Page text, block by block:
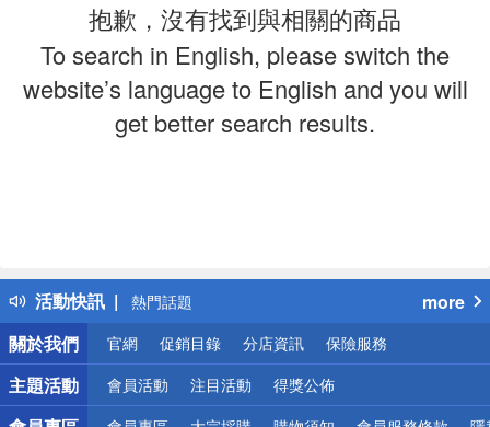
抱歉，沒有找到與相關的商品
To search in English, please switch the
website’s language to English and you will
get better search results.
活動快訊
得獎公告
熱門話題
銀行優惠
偏遠地區配送
詐騙網頁！請小心！
more
關於我們
官網 促銷目錄 分店資訊 保險服務
主題活動 會員活動 注目活動 得獎公佈